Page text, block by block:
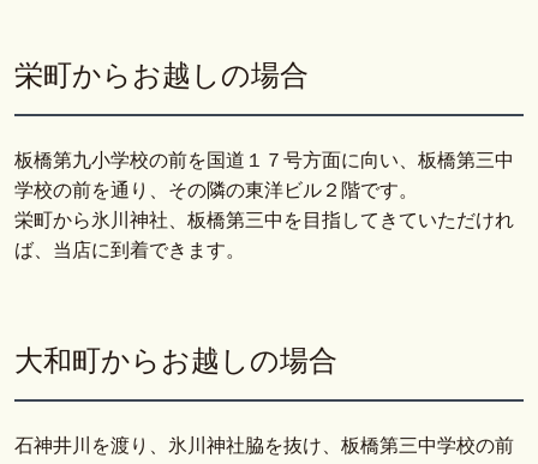
栄町からお越しの場合
板橋第九小学校の前を国道１７号方面に向い、板橋第三中
学校の前を通り、その隣の東洋ビル２階です。
栄町から氷川神社、板橋第三中を目指してきていただけれ
ば、当店に到着できます。
大和町からお越しの場合
石神井川を渡り、氷川神社脇を抜け、板橋第三中学校の前